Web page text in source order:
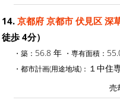
14. 京都府 京都市 伏見区 深
徒歩 4分）
・築： 56.8 年 ・専有面積：
・都市計画(用途地域)： １中住
売